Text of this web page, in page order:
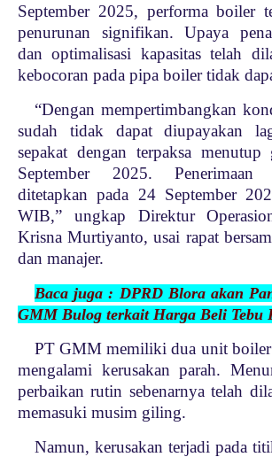
September 2025, performa boiler
penurunan signifikan. Upaya
dan optimalisasi kapasitas telah
kebocoran pada pipa boiler tidak
“Dengan mempertimbangkan
sudah tidak dapat diupayakan
sepakat dengan terpaksa
September 2025.
ditetapkan pada 24 September
WIB,” ungkap Direktur
Krisna Murtiyanto, usai rapat
dan manajer.
Baca juga : DPRD Blora akan
GMM Bulog terkait Harga Beli Tebu
PT GMM memiliki dua unit boiler
mengalami kerusakan parah.
perbaikan rutin sebenarnya telah
memasuki musim giling.
Namun, kerusakan terjadi pada